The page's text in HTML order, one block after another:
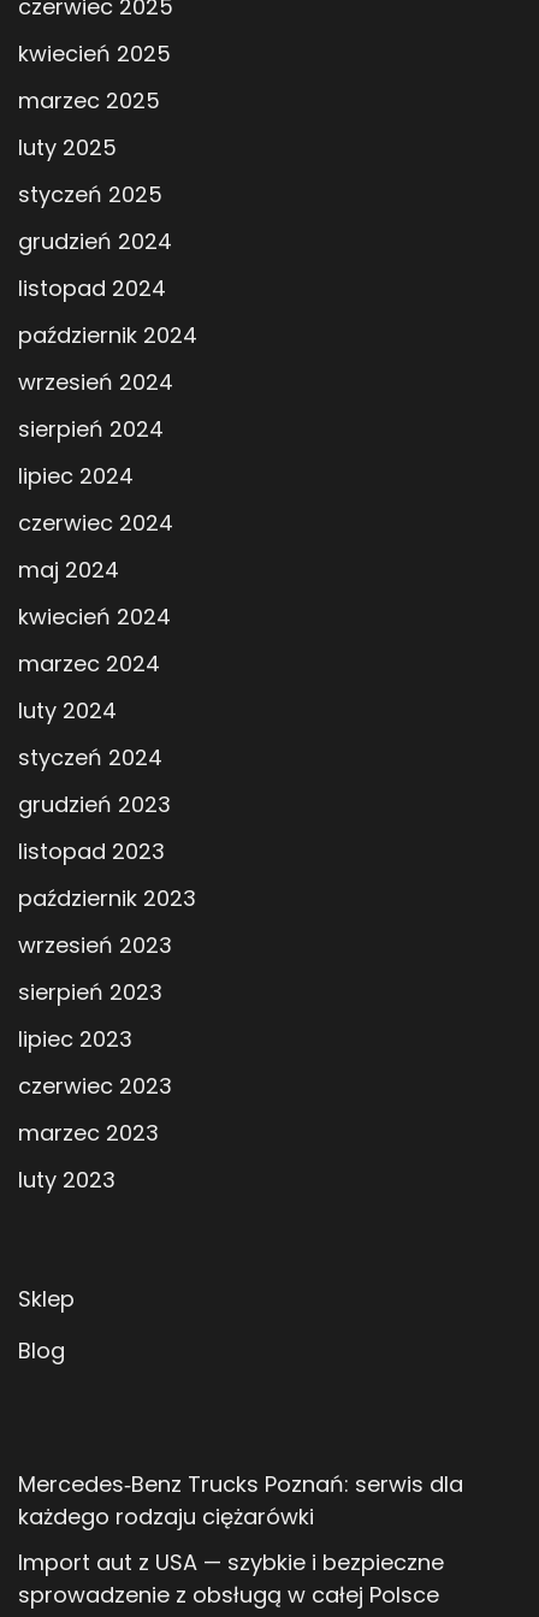
czerwiec 2025
kwiecień 2025
marzec 2025
luty 2025
styczeń 2025
grudzień 2024
listopad 2024
październik 2024
wrzesień 2024
sierpień 2024
lipiec 2024
czerwiec 2024
maj 2024
kwiecień 2024
marzec 2024
luty 2024
styczeń 2024
grudzień 2023
listopad 2023
październik 2023
wrzesień 2023
sierpień 2023
lipiec 2023
czerwiec 2023
marzec 2023
luty 2023
Sklep
Blog
Mercedes‑Benz Trucks Poznań: serwis dla
każdego rodzaju ciężarówki
Import aut z USA — szybkie i bezpieczne
sprowadzenie z obsługą w całej Polsce